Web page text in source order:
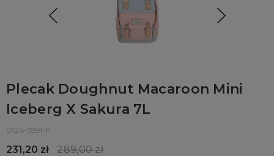
Plecak Doughnut Macaroon Mini
Iceberg X Sakura 7L
D124-5991-F
231,20 zł 289,00 zł